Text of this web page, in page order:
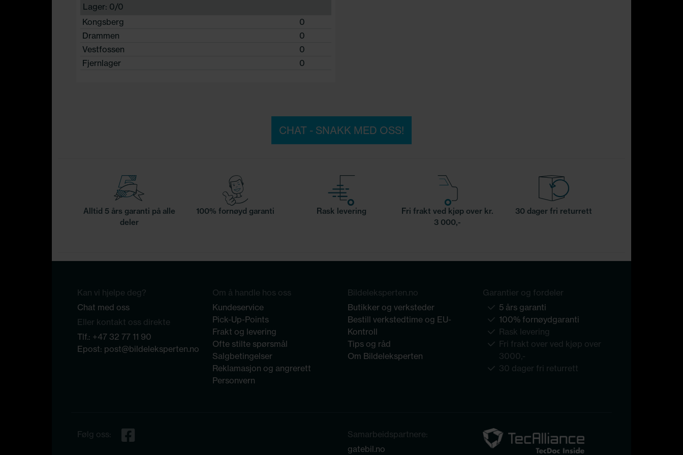
Lager: 0/0
Kongsberg
0
Drammen
0
Vestfossen
0
Fjernlager
0
CHAT - SNAKK MED OSS!
Alltid 5 års garanti på alle
deler
100% fornøyd garanti Rask levering
Fri frakt ved kjøp over kr.
3 000,-
30 dager fri returrett
Kan vi hjelpe deg?
Chat med oss
Eller kontakt oss direkte
Tlf.: +47 32 77 11 90
Epost: post@bildeleksperten.no
Om å handle hos oss
Kundeservice
Pick-Up-Points
Frakt og levering
Ofte stilte spørsmål
Salgbetingelser
Reklamasjon og angrerett
Personvern
Bildeleksperten.no
Butikker og verksteder
Bestill verkstedtime og EU-
Kontroll
Tips og råd
Om Bildeleksperten
Garantier og fordeler
5 års garanti
100% fornøydgaranti
Rask levering
Fri frakt over ved kjøp over
3000,-
30 dager fri returrett
Følg oss:
Samarbeidspartnere:
gatebil.no